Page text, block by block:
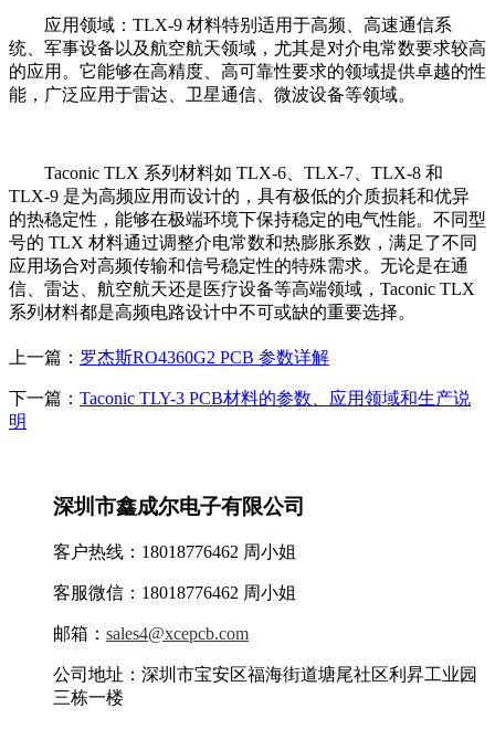
应用领域：TLX-9 材料特别适用于高频、高速通信系
统、军事设备以及航空航天领域，尤其是对介电常数要求较高
的应用。它能够在高精度、高可靠性要求的领域提供卓越的性
能，广泛应用于雷达、卫星通信、微波设备等领域。
Taconic TLX 系列材料如 TLX-6、TLX-7、TLX-8 和
TLX-9 是为高频应用而设计的，具有极低的介质损耗和优异
的热稳定性，能够在极端环境下保持稳定的电气性能。不同型
号的 TLX 材料通过调整介电常数和热膨胀系数，满足了不同
应用场合对高频传输和信号稳定性的特殊需求。无论是在通
信、雷达、航空航天还是医疗设备等高端领域，Taconic TLX
系列材料都是高频电路设计中不可或缺的重要选择。
上一篇： 罗杰斯RO4360G2 PCB 参数详解
下一篇： Taconic TLY-3 PCB材料的参数、应用领域和生产说
明
深圳市鑫成尔电子有限公司
客户热线：18018776462 周小姐
客服微信：18018776462 周小姐
邮箱： sales4@xcepcb.com
公司地址：深圳市宝安区福海街道塘尾社区利昇工业园
三栋一楼